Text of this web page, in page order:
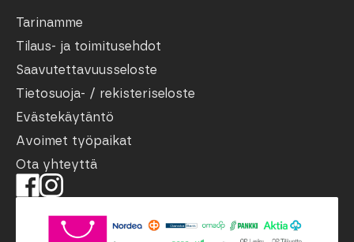
Tarinamme
Tilaus- ja toimitusehdot
Saavutettavuusseloste
Tietosuoja- / rekisteriseloste
Evästekäytäntö
Avoimet työpaikat
Ota yhteyttä